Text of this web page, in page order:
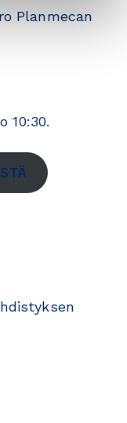
Planmecan
10:30.